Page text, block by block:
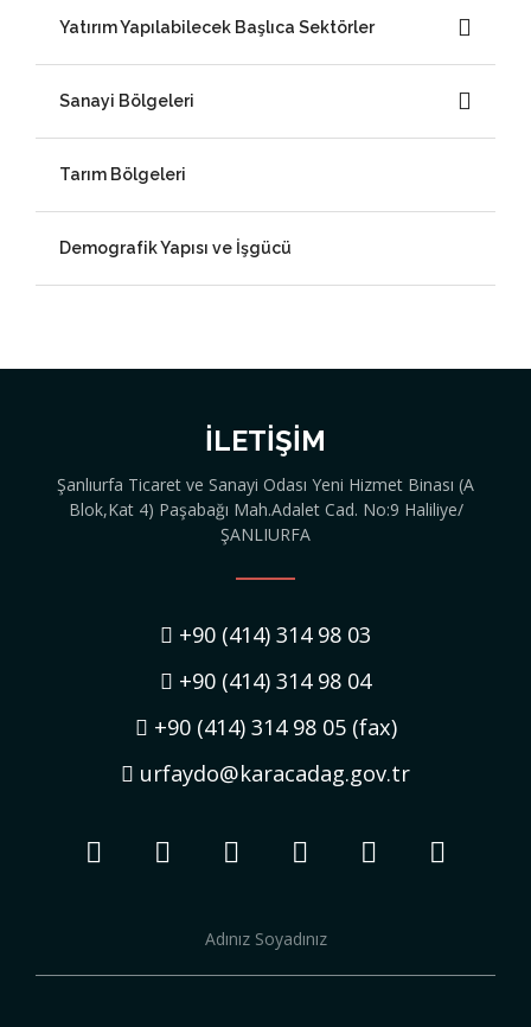
Yatırım Yapılabilecek Başlıca Sektörler
Sanayi Bölgeleri
Tarım Bölgeleri
Demografik Yapısı ve İşgücü
İLETIŞIM
Şanlıurfa Ticaret ve Sanayi Odası Yeni Hizmet Binası (A
Blok,Kat 4) Paşabağı Mah.Adalet Cad. No:9 Haliliye/
ŞANLIURFA
+90 (414) 314 98 03
+90 (414) 314 98 04
+90 (414) 314 98 05 (fax)
urfaydo@karacadag.gov.tr